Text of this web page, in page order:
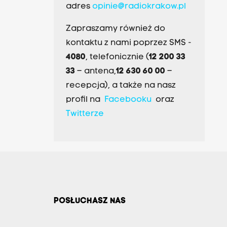
adres opinie@radiokrakow.pl
Zapraszamy również do
kontaktu z nami poprzez SMS -
4080, telefonicznie (12 200 33
33– antena,12 630 60 00 –
recepcja), a także na nasz
profil na Facebookuoraz
Twitterze
POSŁUCHASZ NAS